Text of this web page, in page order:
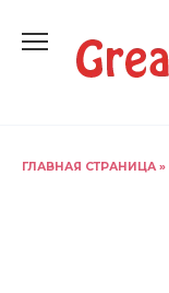
содержанию
ГЛАВНАЯ СТРАНИЦА »